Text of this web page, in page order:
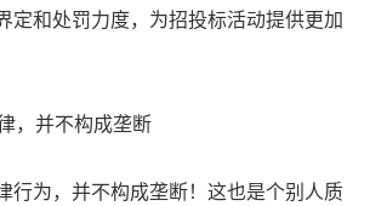
定和处罚力度，为招投标活动提供更加
，并不构成垄断
行为，并不构成垄断！这也是个别人质